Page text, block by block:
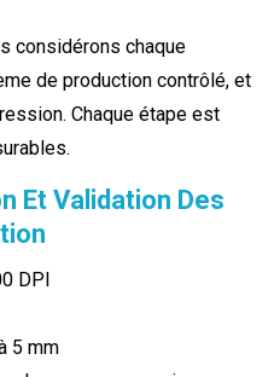
considérons chaque
de production contrôlé, et
Chaque étape est
Et Validation Des
DPI
5 mm